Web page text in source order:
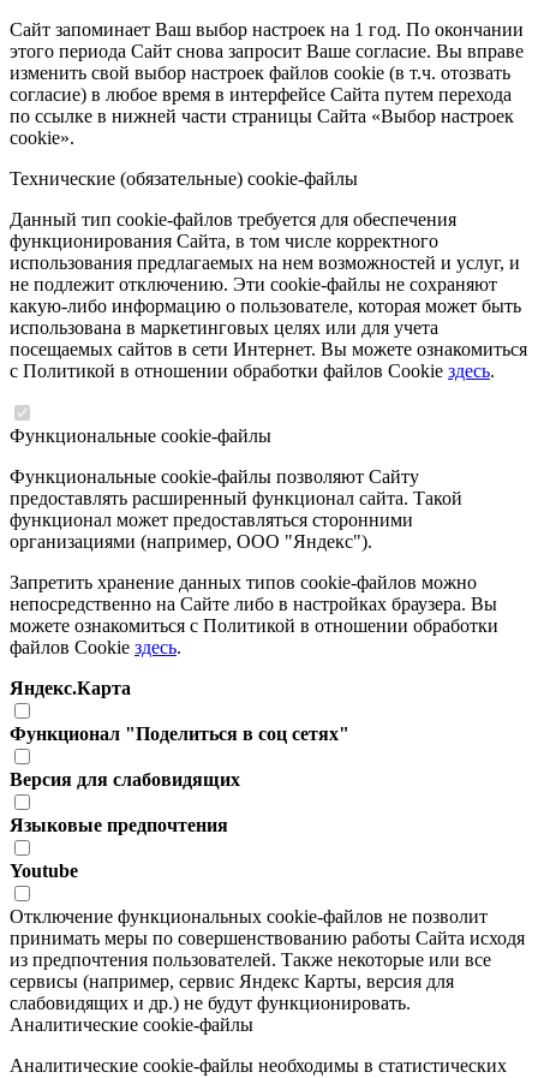
Сайт запоминает Ваш выбор настроек на 1 год. По окончании
этого периода Сайт снова запросит Ваше согласие. Вы вправе
изменить свой выбор настроек файлов cookie (в т.ч. отозвать
согласие) в любое время в интерфейсе Сайта путем перехода
по ссылке в нижней части страницы Сайта «Выбор настроек
cookie».
Технические (обязательные) cookie-файлы
Данный тип cookie-файлов требуется для обеспечения
функционирования Сайта, в том числе корректного
использования предлагаемых на нем возможностей и услуг, и
не подлежит отключению. Эти cookie-файлы не сохраняют
какую-либо информацию о пользователе, которая может быть
использована в маркетинговых целях или для учета
посещаемых сайтов в сети Интернет. Вы можете ознакомиться
с Политикой в отношении обработки файлов Cookie здесь.
Функциональные cookie-файлы
Функциональные cookie-файлы позволяют Сайту
предоставлять расширенный функционал сайта. Такой
функционал может предоставляться сторонними
организациями (например, ООО "Яндекс").
Запретить хранение данных типов cookie-файлов можно
непосредственно на Сайте либо в настройках браузера. Вы
можете ознакомиться с Политикой в отношении обработки
файлов Cookie здесь.
Яндекс.Карта
Функционал "Поделиться в соц сетях"
Версия для слабовидящих
Языковые предпочтения
Youtube
Отключение функциональных cookie-файлов не позволит
принимать меры по совершенствованию работы Сайта исходя
из предпочтения пользователей. Также некоторые или все
сервисы (например, сервис Яндекс Карты, версия для
слабовидящих и др.) не будут функционировать.
Аналитические cookie-файлы
Аналитические cookie-файлы необходимы в статистических